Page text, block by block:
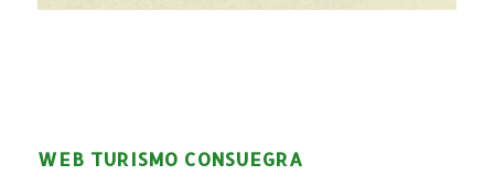
WEB TURISMO CONSUEGRA